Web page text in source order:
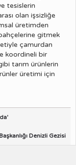
tesislerin
olan işsizliğe
üretimden
gitmek
çamurdan
koordineli bir
tarım ürünlerin
üretimi için
Denizli Gezisi